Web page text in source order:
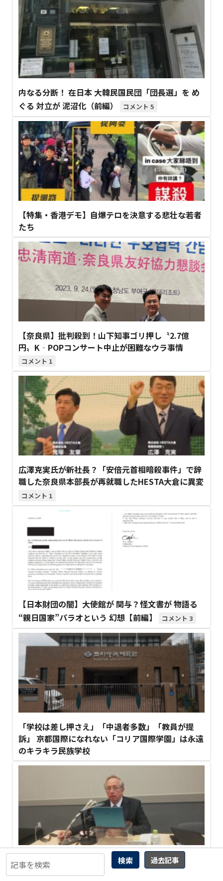
検索 過去記事
内なる分断！ 在日本 大韓民国民団「団長選」を め
ぐる 対立が 泥沼化（前編）
5
【特集・香港デモ】自爆テロを決意する悲壮な若者
たち
【奈良県】批判殺到！山下知事ゴリ押し〝2.7億
円〟K‐POPコンサート中止が困難なウラ事情
1
広澤克実氏が新社長？「安倍元首相暗殺事件」で辞
職した奈良県本部長が再就職したHESTA大倉に異変
1
【日本財団の闇】大使館が 関与？怪文書が 物語る
“親日国家”パラオという 幻想【前編】
3
「学校は差し押さえ」「中退者多数」「教員が提
訴」 京都国際になれない「コリア国際学園」は永遠
のキラキラ民族学校
【ウクライナ情勢】ミハイル・ガルージン駐ロ大使
が 語った「特別軍事作戦」講演録